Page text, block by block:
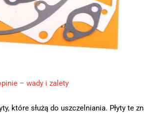
– wady i zalety
które służą do uszczelniania. Płyty te